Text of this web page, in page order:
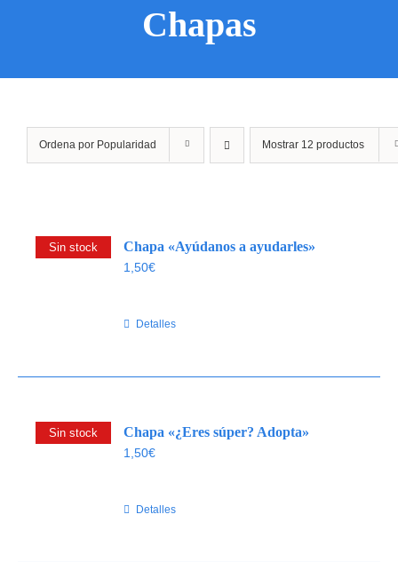
Chapas
Ordena por Popularidad Mostrar 12 productos
Sin stock Chapa «Ayúdanos a ayudarles»
1,50€
Detalles
Sin stock Chapa «¿Eres súper? Adopta»
1,50€
Detalles